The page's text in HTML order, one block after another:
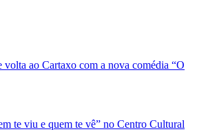
volta ao Cartaxo com a nova comédia “O
te viu e quem te vê” no Centro Cultural